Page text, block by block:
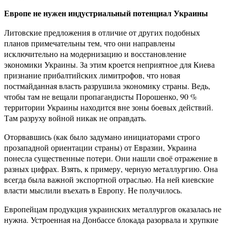
Европе не нужен индустриальный потенциал Украины
Литовские предложения в отличие от других подобных
планов примечательны тем, что они направлены
исключительно на модернизацию и восстановление
экономики Украины. За этим кроется неприятное для Киева
признание прибалтийских лимитрофов, что новая
постмайданная власть разрушила экономику страны. Ведь,
чтобы там не вещали пропагандисты Порошенко, 90 %
территории Украины находится вне зоны боевых действий.
Там разруху войной никак не оправдать.
Оторвавшись (как было задумано инициаторами строго
прозападной ориентации страны) от Евразии, Украина
понесла существенные потери. Они нашли своё отражение в
разных цифрах. Взять, к примеру, черную металлургию. Она
всегда была важной экспортной отраслью. На ней киевские
власти мыслили въехать в Европу. Не получилось.
Европейцам продукция украинских металлургов оказалась не
нужна. Устроенная на Донбассе блокада разорвала и хрупкие